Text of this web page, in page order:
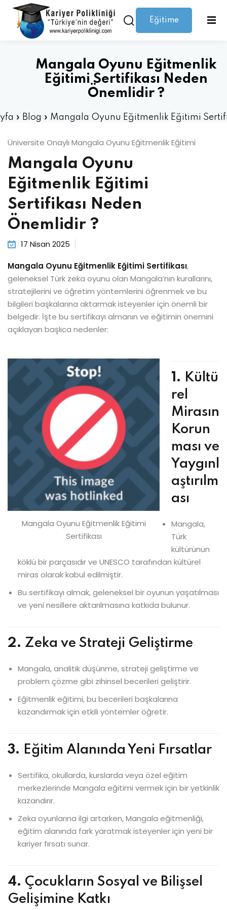
Eğitime
Mangala Oyunu Eğitmenlik
Eğitimi Sertifikası Neden
Önemlidir ?
» Blog » Mangala Oyunu Eğitmenlik Eğitimi
Üniversite Onaylı Mangala Oyunu Eğitmenlik Eğitimi
Mangala Oyunu
Eğitmenlik Eğitimi
Sertifikası Neden
Önemlidir ?
17 Nisan 2025
Mangala Oyunu Eğitmenlik Eğitimi Sertifikası,
geleneksel Türk zeka oyunu olan Mangala’nın kurallarını,
stratejilerini ve öğretim yöntemlerini öğrenmek ve bu
bilgileri başkalarına aktarmak isteyenler için önemli bir
belgedir. İşte bu sertifikayı almanın ve eğitimin önemini
açıklayan başlıca nedenler:
Mangala Oyunu Eğitmenlik Eğitimi
Sertifikası
1. Kültü
rel
Mirasın
Korun
ması ve
Yaygınl
aştırılm
ası
Mangala,
Türk
kültürünün
köklü bir parçasıdır ve UNESCO tarafından kültürel
miras olarak kabul edilmiştir.
Bu sertifikayı almak, geleneksel bir oyunun yaşatılması
ve yeni nesillere aktarılmasına katkıda bulunur.
2. Zeka ve Strateji Geliştirme
Mangala, analitik düşünme, strateji geliştirme ve
problem çözme gibi zihinsel becerileri geliştirir.
Eğitmenlik eğitimi, bu becerileri başkalarına
kazandırmak için etkili yöntemler öğretir.
3. Eğitim Alanında Yeni Fırsatlar
Sertifika, okullarda, kurslarda veya özel eğitim
merkezlerinde Mangala eğitimi vermek için bir yetkinlik
kazandırır.
Zeka oyunlarına ilgi artarken, Mangala eğitmenliği,
eğitim alanında fark yaratmak isteyenler için yeni bir
kariyer fırsatı sunar.
4. Çocukların Sosyal ve Bilişsel
Gelişimine Katkı
Giriş yap Kaydolmak
Hesabınız yok mu?Kaydolmak
Beni hatırla Şifrenizi mi kaybettiniz?